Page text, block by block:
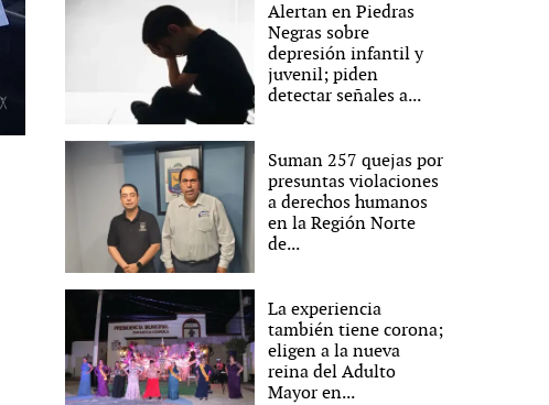
Alertan en Piedras
Negras sobre
depresión infantil y
juvenil; piden
detectar señales a...
Suman 257 quejas por
presuntas violaciones
a derechos humanos
en la Región Norte
de...
La experiencia
también tiene corona;
eligen a la nueva
reina del Adulto
Mayor en...